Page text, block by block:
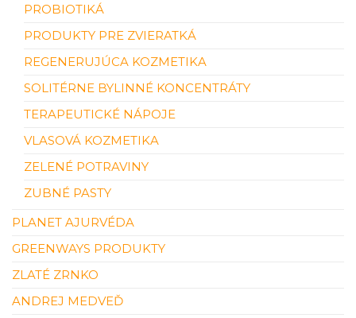
PROBIOTIKÁ
PRODUKTY PRE ZVIERATKÁ
REGENERUJÚCA KOZMETIKA
SOLITÉRNE BYLINNÉ KONCENTRÁTY
TERAPEUTICKÉ NÁPOJE
VLASOVÁ KOZMETIKA
ZELENÉ POTRAVINY
ZUBNÉ PASTY
PLANET AJURVÉDA
GREENWAYS PRODUKTY
ZLATÉ ZRNKO
ANDREJ MEDVEĎ